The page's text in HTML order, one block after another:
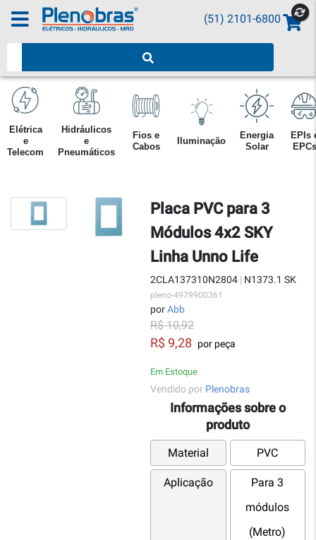
(51) 2101-6800
Elétrica
e
Telecom
Hidráulicos
e
Pneumáticos
Fios e
Cabos
Iluminação
Energia
Solar
EPIs
EPCs
Placa PVC para 3
Módulos 4x2 SKY
Linha Unno Life
2CLA137310N2804 | N1373.1 SK
pleno-4979900361
porAbb
R$ 10,92
R$ 9,28 por peça
Em Estoque
Vendido por Plenobras
Informações sobre o
produto
Material PVC
Aplicação
Para 3
módulos
(Metro)